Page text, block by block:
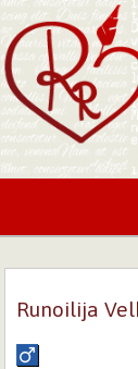
Runoilija